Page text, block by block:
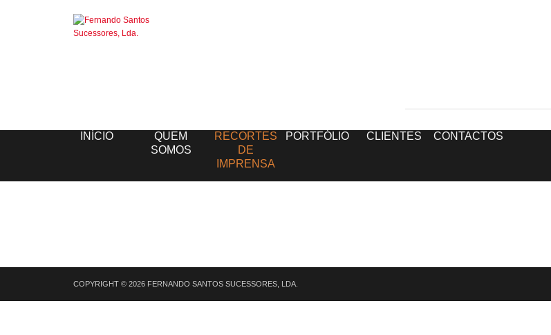
INÍCIO
QUEM
SOMOS
RECORTES
DE
IMPRENSA
PORTFÓLIO CLIENTES CONTACTOS
COPYRIGHT © 2026 FERNANDO SANTOS SUCESSORES, LDA.